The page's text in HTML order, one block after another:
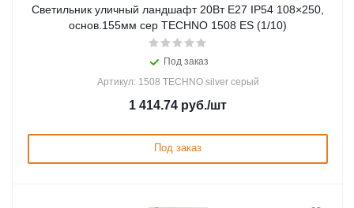
Светильник уличный ландшафт 20Вт Е27 IP54 108×250,
основ.155мм сер TECHNO 1508 ES (1/10)
Под заказ
Артикул: 1508 TECHNO silver серый
1 414.74 руб./шт
Под заказ